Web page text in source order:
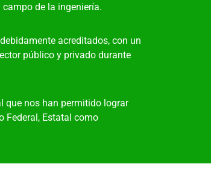
de la ingeniería.
acreditados, con un
público y privado durante
que nos han permitido lograr
Federal, Estatal como